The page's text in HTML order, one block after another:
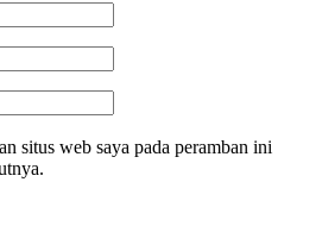
situs web saya pada peramban ini